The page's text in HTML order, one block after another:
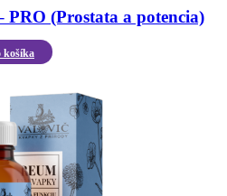
(Prostata a potencia)
košíka